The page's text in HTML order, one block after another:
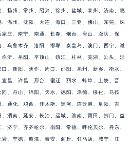
扬州、常州、绍兴、徐州、盐城、泰州、济南、惠
温州、沈阳、大连、海口、三亚、佛山、东莞、珠
庄、南宁、南通、长春、烟台、唐山、廊坊、保
乌鲁木齐、洛阳、邯郸、秦皇岛、澳门、西宁、潍
沂、岳阳、平顶山、镇江、桂林、芜湖、汕头、淄
、衡阳、焦作、周口、邵阳、亳州、新乡、衡水、
昌、许昌、邢台、宿迁、丽水、蚌埠、上饶、晋
、舟山、绵阳、天水、德阳、承德、绥化、马鞍
通化、鸡西、佳木斯、黑河、连云港、阜阳、吉
渭南、延安、长治、运城、淮南、莆田、荆门、益
济宁、齐齐哈尔、南阳、常德、呼伦贝尔、丹东、
、宁德、鹰潭、泰安、商丘、驻马店、咸宁、江